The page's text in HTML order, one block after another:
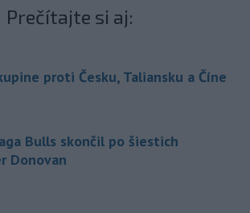
Prečítajte si aj:
proti Česku, Taliansku a Číne
Bulls skončil po šiestich
Donovan